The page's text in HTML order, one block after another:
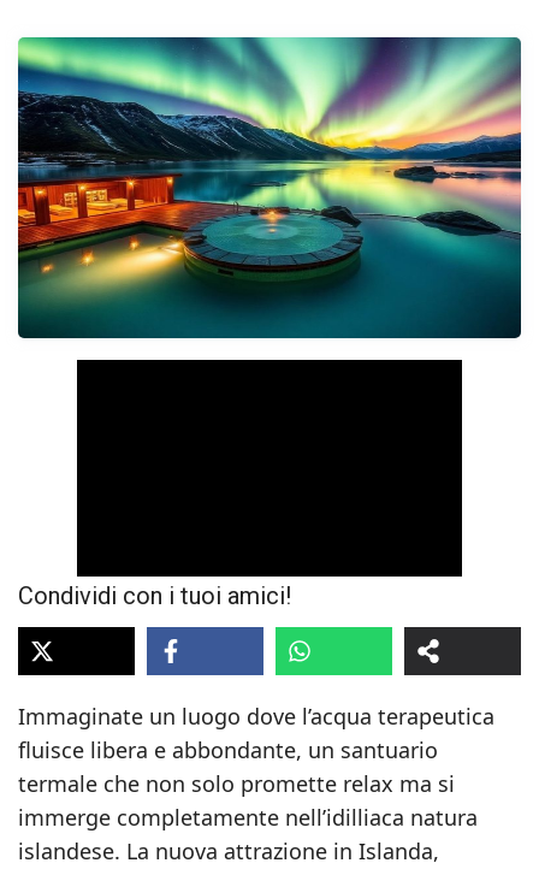
Condividi con i tuoi amici!
Immaginate un luogo dove l’acqua terapeutica
fluisce libera e abbondante, un santuario
termale che non solo promette relax ma si
immerge completamente nell’idilliaca natura
islandese. La nuova attrazione in Islanda,